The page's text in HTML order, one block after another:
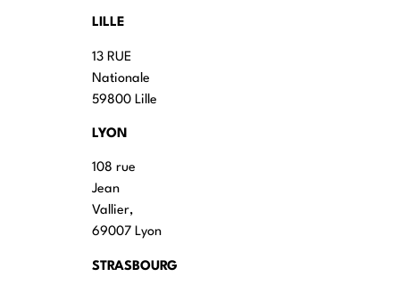
LILLE
13 RUE
Nationale
59800 Lille
LYON
108 rue
Jean
Vallier,
69007 Lyon
STRASBOURG